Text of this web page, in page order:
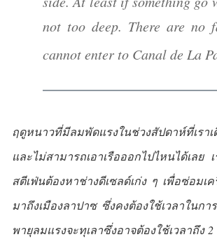
not too deep. There are no
cannot enter to Canal de La
ฤดูหนาวที่มีลมพัดแรงในช่วงสัปดาห์ที่เรา
และไม่สามารถเอาเรือออกไปไหนได้เลย
สตีเฟ่นต้องหาช่างดีเซลด์เก่ง ๆ เพื่อซ่อมเ
มาถึงเมืองลาปาซ ซึ่งคงต้องใช้เวลาในก
พายุลมแรงจะทุเลาซึ่งอาจต้องใช้เวลาถึง